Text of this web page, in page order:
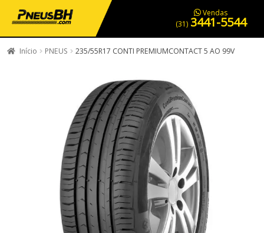
PNEUS EM OFERTA SERVIÇOS AUTOMOTIVOS NOSSA LOJA
Vendas
(31) 3441-5544
Início PNEUS 235/55R17 CONTI PREMIUMCONTACT 5 AO 99V